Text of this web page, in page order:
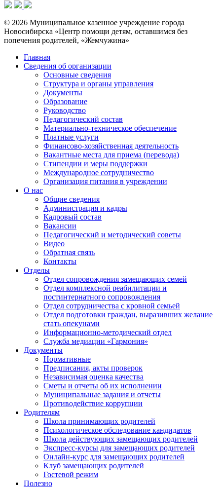
© 2026 Муниципальное казенное учреждение города
Новосибирска «Центр помощи детям, оставшимся без
попечения родителей, «Жемчужина»
Главная
Сведения об организации
Основные сведения
Структура и органы управления
Документы
Образование
Руководство
Педагогический состав
Материально-техническое обеспечение
Платные услуги
Финансово-хозяйственная деятельность
Вакантные места для приема (перевода)
Стипендии и меры поддержки
Международное сотрудничество
Организация питания в учреждении
О нас
Общие сведения
Администрация и кадры
Кадровый состав
Вакансии
Педагогический и методический советы
Видео
Обратная связь
Контакты
Отделы
Отдел сопровождения замещающих семей
Отдел комплексной реабилитации и
постинтернатного сопровождения
Отдел сотрудничества с кровной семьей
Отдел подготовки граждан, выразивших желание
стать опекунами
Информационно-методический отдел
Служба медиации «Гармония»
Документы
Нормативные
Предписания, акты проверок
Независимая оценка качества
Сметы и отчеты об их исполнении
Муниципальные задания и отчеты
Противодействие коррупции
Родителям
Школа принимающих родителей
Психологическое обследование кандидатов
Школа действующих замещающих родителей
Экспресс-курсы для замещающих родителей
Онлайн-курс для замещающих родителей
Клуб замещающих родителей
Гостевой режим
Полезно